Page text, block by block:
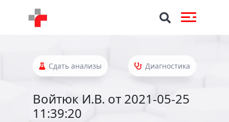
Сдать анализы Диагностика
Войтюк И.В. от 2021-05-25
11:39:20